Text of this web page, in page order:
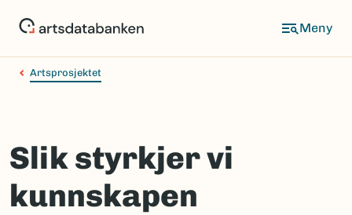
Artsprosjektet
Slik styrkjer vi
kunnskapen